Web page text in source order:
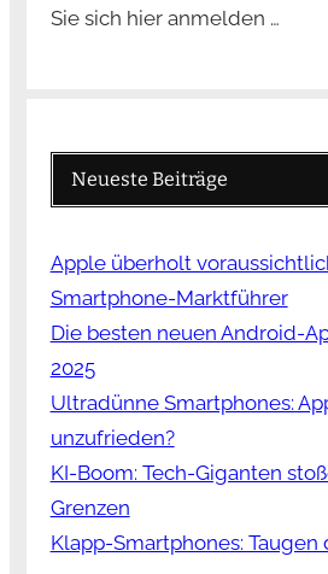
Sie sich hier anmelden …
Neueste Beiträge
Apple überholt
Smartphone-Marktführer
Die besten neuen Android-
2025
Ultradünne Smartphones:
unzufrieden?
KI-Boom: Tech-Giganten
Grenzen
Klapp-Smartphones: Taugen